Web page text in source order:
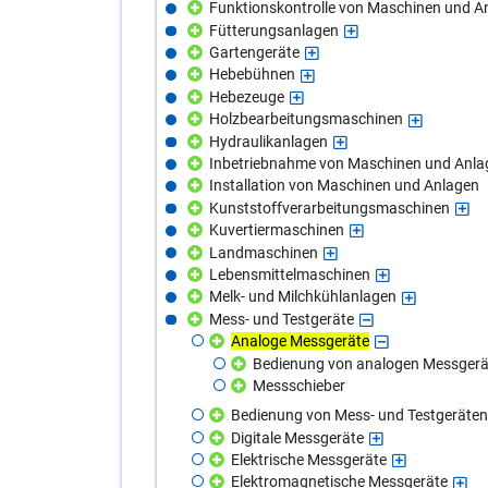
Funktionskontrolle von Maschinen und
Fütterungsanlagen
Gartengeräte
Hebebühnen
Hebezeuge
Holzbearbeitungsmaschinen
Hydraulikanlagen
Inbetriebnahme von Maschinen und
Installation von Maschinen und Anlagen
Kunststoffverarbeitungsmaschinen
Kuvertiermaschinen
Landmaschinen
Lebensmittelmaschinen
Melk- und Milchkühlanlagen
Mess- und Testgeräte
Analoge Messgeräte
Bedienung von analogen
Messschieber
Bedienung von Mess- und Testgeräten
Digitale Messgeräte
Elektrische Messgeräte
Elektromagnetische Messgeräte